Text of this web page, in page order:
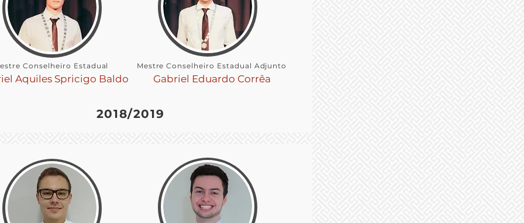
Conselheiro Estadual Mestre Conselheiro Estadual Adjunto
Aquiles Spricigo Baldo Gabriel Eduardo Corrêa
2018/2019